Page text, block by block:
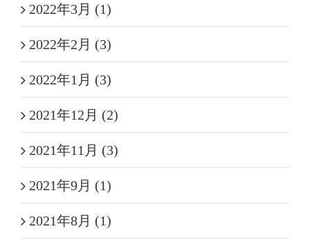
2022年3月 (1)
2022年2月 (3)
2022年1月 (3)
2021年12月 (2)
2021年11月 (3)
2021年9月 (1)
2021年8月 (1)